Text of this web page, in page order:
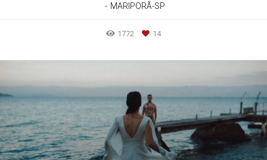
MARIPORÃ-SP
1772 14